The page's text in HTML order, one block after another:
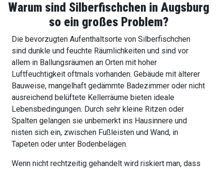
Warum sind Silberfischchen in Augsburg
so ein großes Problem?
Die bevorzugten Aufenthaltsorte von Silberfischchen
sind dunkle und feuchte Räumlichkeiten und sind vor
allem in Ballungsräumen an Orten mit hoher
Luftfeuchtigkeit oftmals vorhanden. Gebäude mit älterer
Bauweise, mangelhaft gedämmte Badezimmer oder nicht
ausreichend belüftete Kellerräume bieten ideale
Lebensbedingungen. Durch sehr kleine Ritzen oder
Spalten gelangen sie unbemerkt ins Hausinnere und
nisten sich ein, zwischen Fußleisten und Wand, in
Tapeten oder unter Bodenbelägen.
Wenn nicht rechtzeitig gehandelt wird riskiert man, dass